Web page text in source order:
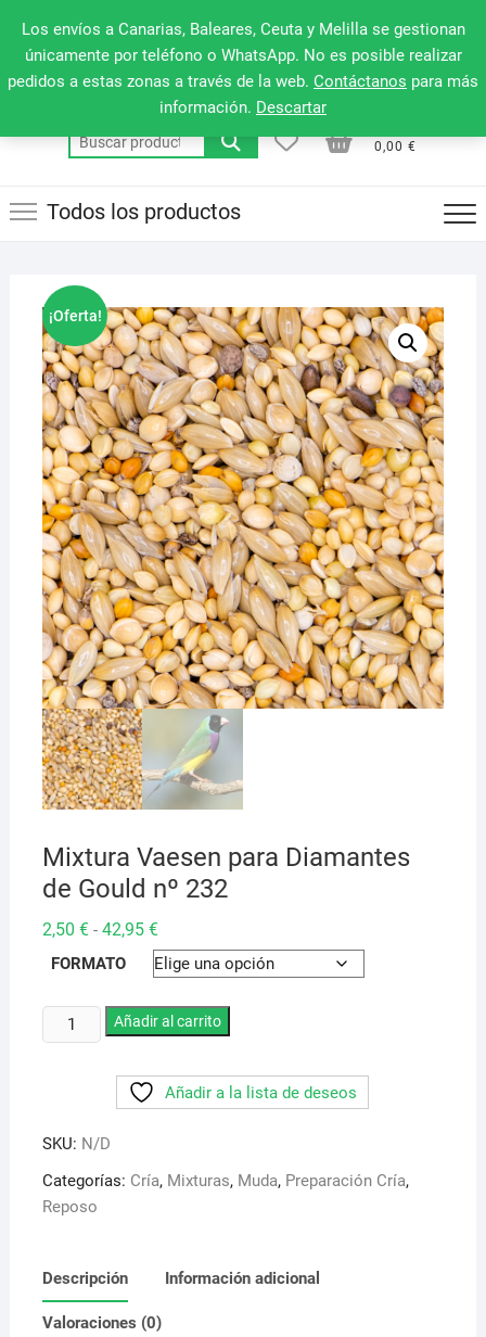
Los envíos a Canarias, Baleares, Ceuta y Melilla se gestionan
únicamente por teléfono o WhatsApp. No es posible realizar
pedidos a estas zonas a través de la web. Contáctanos para más
información. Descartar
contenido
660 079 911
de
la
Buscar
por:
0,00 €
Todos los productos
¡Oferta!
Mixtura Vaesen para Diamantes
de Gould nº 232
2,50 € - 42,95 €Rango
precios:
desde
hasta
42,95 €
FORMATO
Mixtura
Vaesen
Gould
nº
232
Añadir al carrito
Añadir a la lista de deseos
SKU: N/D
Categorías: Cría, Mixturas, Muda, Preparación Cría,
Reposo
Descripción Información adicional
Valoraciones (0)